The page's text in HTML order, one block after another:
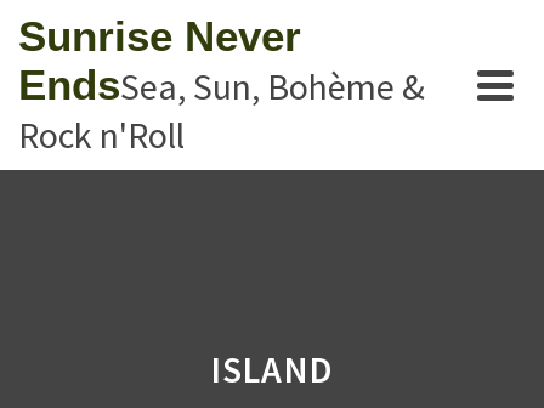
Sunrise Never
EndsSea, Sun, Bohème &
Rock n'Roll
ISLAND